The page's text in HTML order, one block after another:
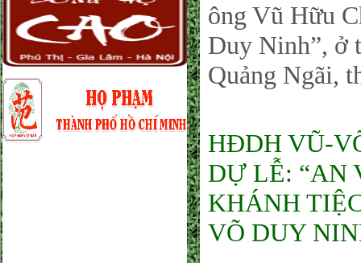
ông Vũ Hữu
Duy Ninh”, ở
Quảng Ngãi,
HĐDH VŨ-
DỰ LỄ: “AN
KHÁNH
VÕ DUY